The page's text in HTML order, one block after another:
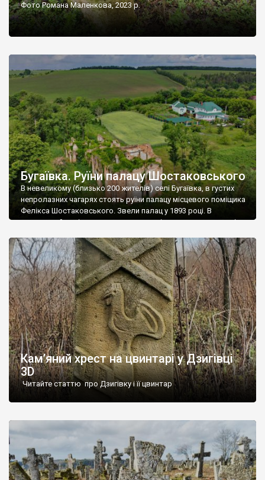
Фото Романа Маленкова, 2023 р.
Бугаївка. Руїни палацу Шостаковського
В невеликому (близько 200 жителів) селі Бугаївка, в густих
непролазних чагарях стоять руїни палацу місцевого поміщика
Фелікса Шостаковського. Звели палац у 1893 році. В
радянський період у ньому спочатку містилася школа, потім
століття тут розмістили туберкульозну лікарню. Коли із
палацу виїхала лікарня – ми точно не […]
Кам’яний хрест на цвинтарі у Дзигівці
3D
Читайте статтю про Дзигівку і її цвинтар